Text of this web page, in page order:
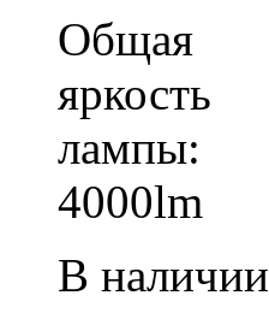
Общая
яркость
лампы:
4000lm
В наличии